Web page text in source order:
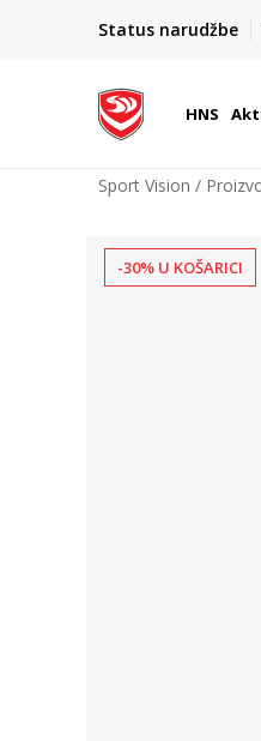
Status narudžbe
Dostava 1,50 €
HNS
Sport Vision
-30% U KOŠARICI